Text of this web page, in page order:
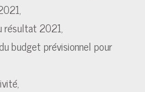
résultat 2021,
budget prévisionnel pour